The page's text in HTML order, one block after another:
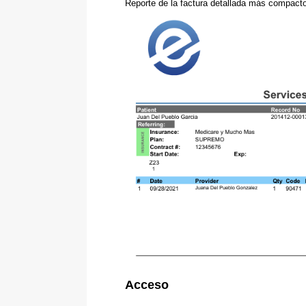
Reporte de la factura detallada más
Acceso